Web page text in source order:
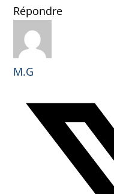
Répondre
M.G